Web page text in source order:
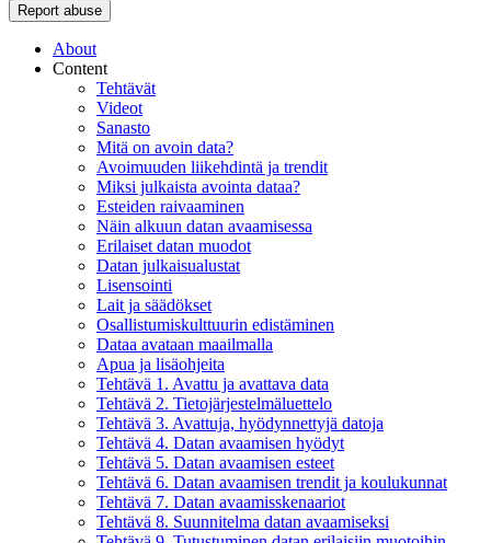
Report abuse
About
Content
Tehtävät
Videot
Sanasto
Mitä on avoin data?
Avoimuuden liikehdintä ja trendit
Miksi julkaista avointa dataa?
Esteiden raivaaminen
Näin alkuun datan avaamisessa
Erilaiset datan muodot
Datan julkaisualustat
Lisensointi
Lait ja säädökset
Osallistumiskulttuurin edistäminen
Dataa avataan maailmalla
Apua ja lisäohjeita
Tehtävä 1. Avattu ja avattava data
Tehtävä 2. Tietojärjestelmäluettelo
Tehtävä 3. Avattuja, hyödynnettyjä datoja
Tehtävä 4. Datan avaamisen hyödyt
Tehtävä 5. Datan avaamisen esteet
Tehtävä 6. Datan avaamisen trendit ja koulukunnat
Tehtävä 7. Datan avaamisskenaariot
Tehtävä 8. Suunnitelma datan avaamiseksi